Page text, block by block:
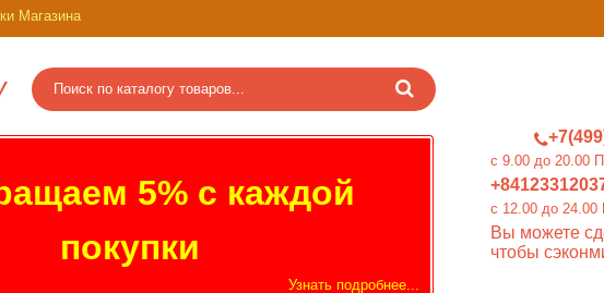
Магазина
c 9.00 до
c 12.00 до
Вы можете
чтобы
5% с каждой
покупки
Узнать подробнее...